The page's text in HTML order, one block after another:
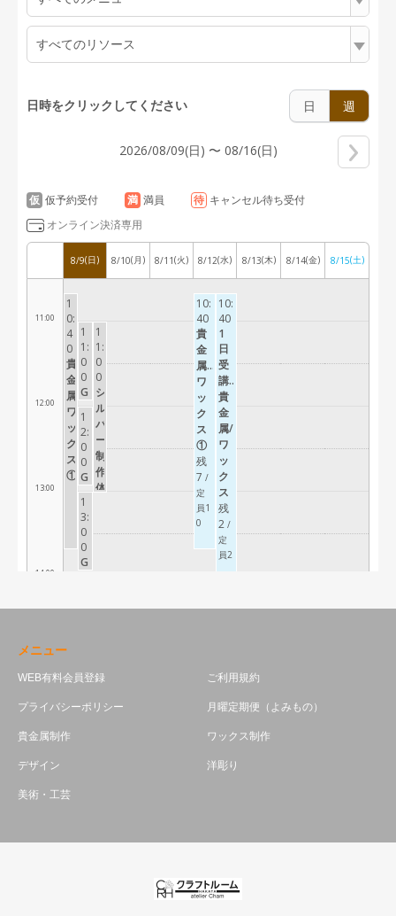
メニュー
WEB有料会員登録 ご利用規約
プライバシーポリシー 月曜定期便（よみもの）
貴金属制作 ワックス制作
デザイン 洋彫り
美術・工芸